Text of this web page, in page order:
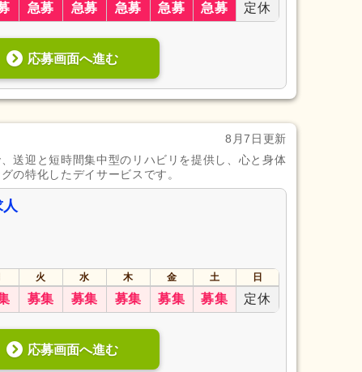
急募 急募 急募 急募 急募 定休
応募画面へ進む
8月7日更新
送迎と短時間集中型のリハビリを提供し、心と身体
の特化したデイサービスです。
火 水 木 金 土
日
募集 募集 募集 募集 募集 定休
応募画面へ進む